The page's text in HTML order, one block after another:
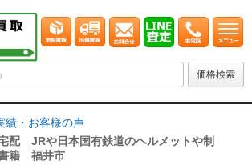
績・お客様の声
配 JRや日本国有鉄道のヘルメットや制
籍 福井市